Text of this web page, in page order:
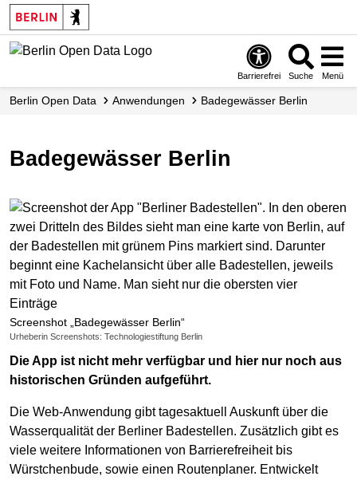
Skip
to
main
Barrierefrei Suche Menü
Berlin Open Data Anwendungen Badegewässer Berlin
Badegewässer Berlin
Screenshot „Badegewässer Berlin“
Urheberin Screenshots: Technologiestiftung Berlin
Die App ist nicht mehr verfügbar und hier nur noch aus
historischen Gründen aufgeführt.
Die Web-Anwendung gibt tagesaktuell Auskunft über die
Wasserqualität der Berliner Badestellen. Zusätzlich gibt es
viele weitere Informationen von Barrierefreiheit bis
Würstchenbude, sowie einen Routenplaner. Entwickelt